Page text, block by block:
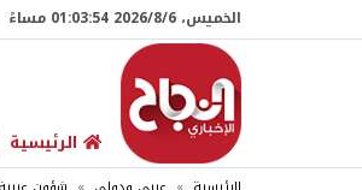
الخميس، 6/‏8/‏2026 01:03:55 مساءً
الرئيسية